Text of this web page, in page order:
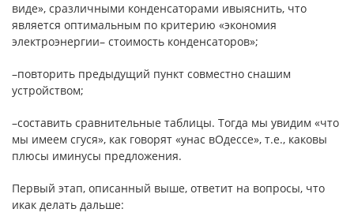
виде», сразличными конденсаторами ивыяснить, что
является оптимальным по критерию «экономия
электроэнергии– стоимость конденсаторов»;
–повторить предыдущий пункт совместно снашим
устройством;
–составить сравнительные таблицы. Тогда мы увидим «что
мы имеем сгуся», как говорят «унас вОдессе», т.е., каковы
плюсы иминусы предложения.
Первый этап, описанный выше, ответит на вопросы, что
икак делать дальше: